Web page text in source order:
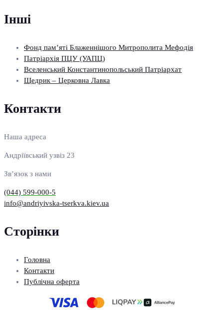
Інші
Фонд пам’яті Блаженнішого Митрополита Мефодія
Патріархія ПЦУ (УАПЦ)
Вселенський Константинопольський Патріархат
Щедрик – Церковна Лавка
Контакти
Наша адреса
Андріївський узвіз 23
Зв’язок з нами
(044) 599-000-5
info@andriyivska-tserkva.kiev.ua
Сторінки
Головна
Контакти
Публічна оферта